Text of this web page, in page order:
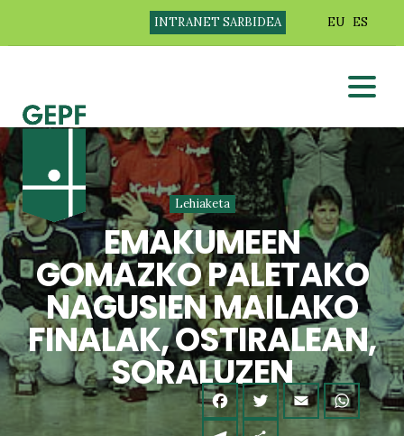
INTRANET SARBIDEA EU ES
Lehiaketa
EMAKUMEEN
GOMAZKO PALETAKO
NAGUSIEN MAILAKO
FINALAK, OSTIRALEAN,
SORALUZEN